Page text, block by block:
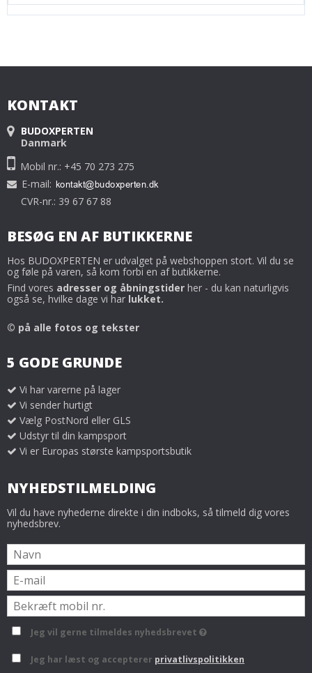
KONTAKT
BUDOXPERTEN
Danmark
Mobil nr.: +45 70 273 275
E-mail:
CVR-nr.: 39 67 67 88
BESØG EN AF BUTIKKERNE
Hos BUDOXPERTEN er udvalget på webshoppen stort. Vil du se
og føle på varen, så kom forbi en af butikkerne.
Find vores adresser og åbningstider her - du kan naturligvis
også se, hvilke dage vi har lukket.
© på alle fotos og tekster
5 GODE GRUNDE
Vi har varerne på lager
Vi sender hurtigt
Vælg PostNord eller GLS
Udstyr til din kampsport
Vi er Europas største kampsportsbutik
NYHEDSTILMELDING
Vil du have nyhederne direkte i din indboks, så tilmeld dig vores
nyhedsbrev.
Jeg vil gerne tilmeldes nyhedsbrevet
Jeg har læst og accepterer privatlivspolitikken